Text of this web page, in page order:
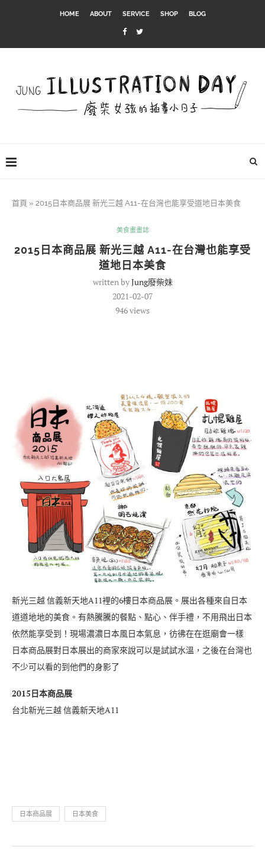
HOME ABOUT SERVICE SHOP BLOG
首頁 » 2015日本商品展 新光三越 A11-在台灣也能享受道地日本美食
美食畫畫誌
2015日本商品展 新光三越 A11-在台灣也能享受
道地日本美食
written byJung廢柴妹
2021-02-07
946views
新光三越 信義新天地A11裡的6樓日本商品展。展出各種來自日本
道道地地的美食。有熱騰騰的餐點、點心、伴手禮，不用飛出日本
依然能享受到！現場濃濃日本風日本氣息，彷彿在在逛廟會一樣
日本商品展對日本展出的商家來說可以是試試水溫，之後在台灣也
不少可以看的到他們的身影了
2015日本商品展
台北新光三越 信義新天地A11
日本商品展 日本美食